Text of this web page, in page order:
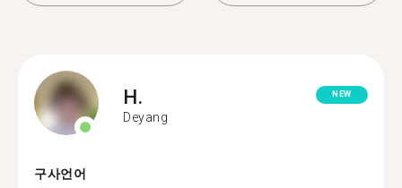
H.
Deyang
NEW
구사언어